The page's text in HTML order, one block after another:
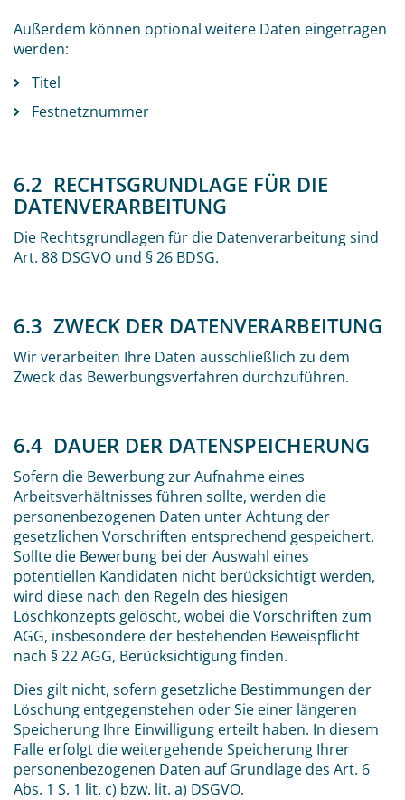
Außerdem können optional weitere Daten eingetragen
werden:
Titel
Festnetznummer
6.2 RECHTSGRUNDLAGE FÜR DIE
DATENVERARBEITUNG
Die Rechtsgrundlagen für die Datenverarbeitung sind
Art. 88 DSGVO und § 26 BDSG.
6.3 ZWECK DER DATENVERARBEITUNG
Wir verarbeiten Ihre Daten ausschließlich zu dem
Zweck das Bewerbungsverfahren durchzuführen.
6.4 DAUER DER DATENSPEICHERUNG
Sofern die Bewerbung zur Aufnahme eines
Arbeitsverhältnisses führen sollte, werden die
personenbezogenen Daten unter Achtung der
gesetzlichen Vorschriften entsprechend gespeichert.
Sollte die Bewerbung bei der Auswahl eines
potentiellen Kandidaten nicht berücksichtigt werden,
wird diese nach den Regeln des hiesigen
Löschkonzepts gelöscht, wobei die Vorschriften zum
AGG, insbesondere der bestehenden Beweispflicht
nach § 22 AGG, Berücksichtigung finden.
Dies gilt nicht, sofern gesetzliche Bestimmungen der
Löschung entgegenstehen oder Sie einer längeren
Speicherung Ihre Einwilligung erteilt haben. In diesem
Falle erfolgt die weitergehende Speicherung Ihrer
personenbezogenen Daten auf Grundlage des Art. 6
Abs. 1 S. 1 lit. c) bzw. lit. a) DSGVO.